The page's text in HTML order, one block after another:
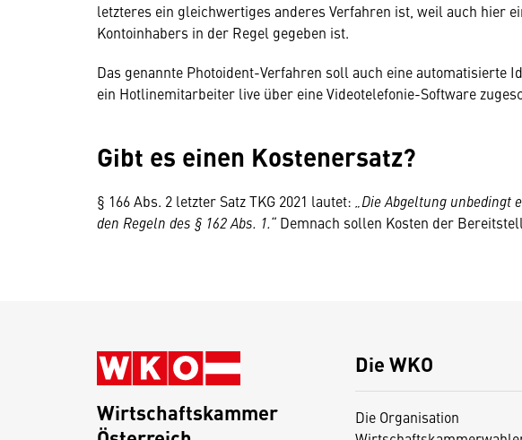
letzteres ein gleichwertiges anderes Verfahren ist, weil auch hier
Kontoinhabers in der Regel gegeben ist.
Das genannte Photoident-Verfahren soll auch eine automatisierte
ein Hotlinemitarbeiter live über eine Videotelefonie-Software
Gibt es einen Kostenersatz?
§ 166 Abs. 2 letzter Satz TKG 2021 lautet: „Die Abgeltung
den Regeln des § 162 Abs. 1.“ Demnach sollen Kosten der
Die WKO
Die Organisation
Wirtschaftskammer